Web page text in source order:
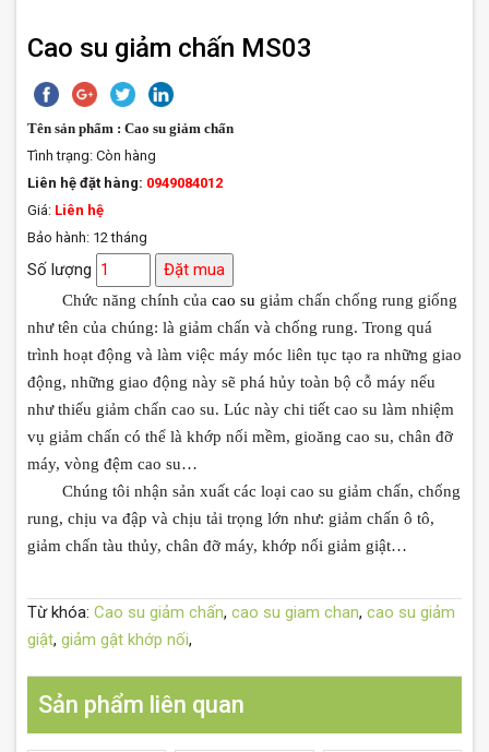
Cao su giảm chấn MS03
Tên sản phẩm : Cao su giảm chấn
Tình trạng: Còn hàng
Liên hệ đặt hàng: 0949084012
Giá: Liên hệ
Bảo hành: 12 tháng
Số lượng Đặt mua
Chức năng chính của cao su giảm chấn chống rung giống
như tên của chúng: là giảm chấn và chống rung. Trong quá
trình hoạt động và làm việc máy móc liên tục tạo ra những giao
động, những giao động này sẽ phá hủy toàn bộ cỗ máy nếu
như thiếu giảm chấn cao su. Lúc này chi tiết cao su làm nhiệm
vụ giảm chấn có thể là khớp nối mềm, gioăng cao su, chân đỡ
máy, vòng đệm cao su…
Chúng tôi nhận sản xuất các loại cao su giảm chấn, chống
rung, chịu va đập và chịu tải trọng lớn như: giảm chấn ô tô,
giảm chấn tàu thủy, chân đỡ máy, khớp nối giảm giật…
Từ khóa: Cao su giảm chấn, cao su giam chan, cao su giảm
giật, giảm gật khớp nối,
Sản phẩm liên quan